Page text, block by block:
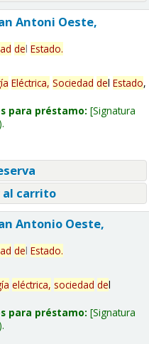
Antoni Oeste,
del Estado.
Eléctrica, Sociedad del Estado,
para préstamo: Signatura
carrito
Antonio Oeste,
del Estado.
eléctrica, sociedad del
para préstamo: Signatura